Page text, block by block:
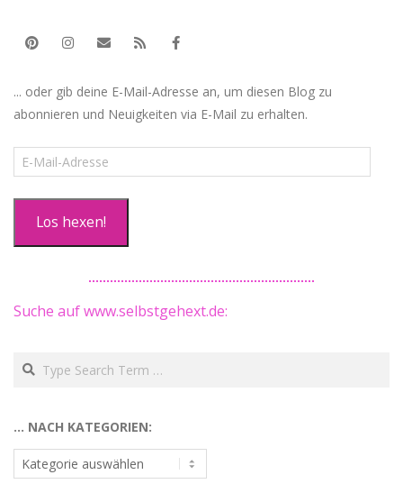
... oder gib deine E-Mail-Adresse an, um diesen Blog zu
abonnieren und Neuigkeiten via E-Mail zu erhalten.
E-
Mail-
Los hexen!
Suche auf www.selbstgehext.de:
Search
… NACH KATEGORIEN:
…
nach